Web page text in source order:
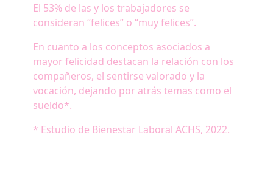
El 53% de las y los trabajadores se
consideran “felices” o “muy felices”.
En cuanto a los conceptos asociados a
mayor felicidad destacan la relación con los
compañeros, el sentirse valorado y la
vocación, dejando por atrás temas como el
sueldo*.
* Estudio de Bienestar Laboral ACHS, 2022.